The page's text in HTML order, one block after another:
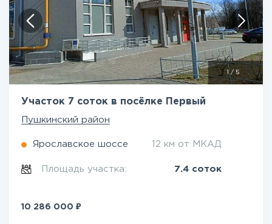
/ 5
Участок 7 соток в посёлке Первый
Пушкинский район
Ярославское шоссе 12 км от МКАД
Площадь участка: 7.4 соток
10 286 000 ₽